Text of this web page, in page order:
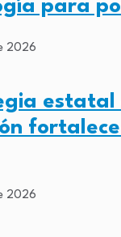
para
2026
estatal
2026